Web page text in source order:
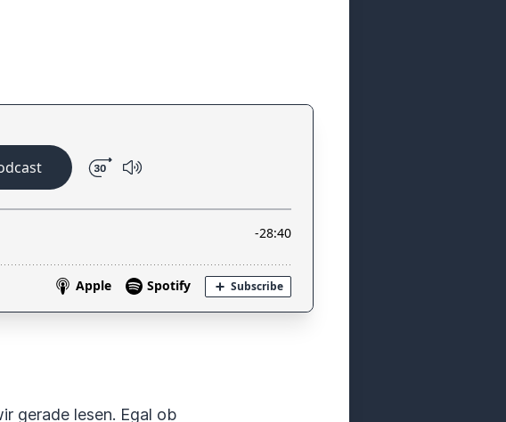
gerade lesen. Egal ob